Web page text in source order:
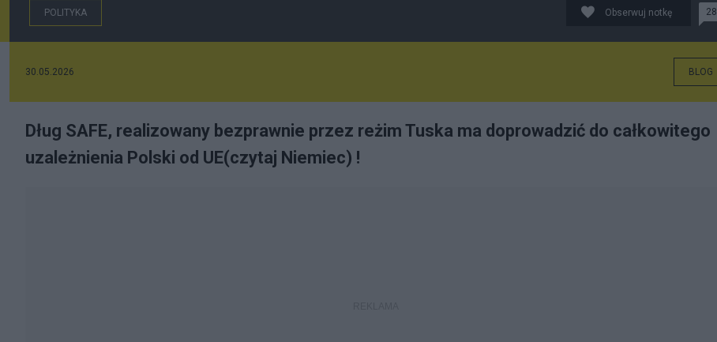
POLITYKA Obserwuj notkę 28
30.05.2026 BLOG
Dług SAFE, realizowany bezprawnie przez reżim Tuska ma doprowadzić do całkowitego
uzależnienia Polski od UE(czytaj Niemiec) !